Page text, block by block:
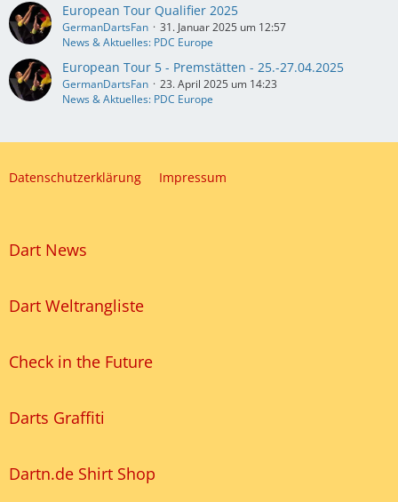
European Tour Qualifier 2025
GermanDartsFan
31. Januar 2025 um 12:57
News & Aktuelles: PDC Europe
European Tour 5 - Premstätten - 25.-27.04.2025
GermanDartsFan
23. April 2025 um 14:23
News & Aktuelles: PDC Europe
Datenschutzerklärung Impressum
Dart News
Dart Weltrangliste
Check in the Future
Darts Graffiti
Dartn.de Shirt Shop